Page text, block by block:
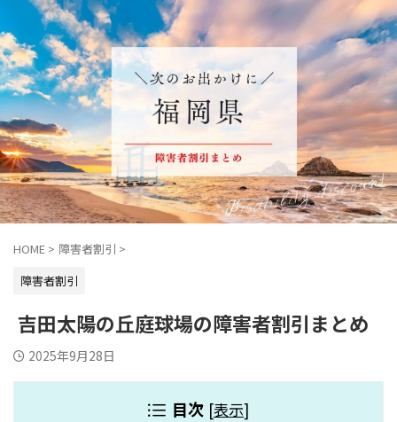
HOME > 障害者割引 >
障害者割引
吉田太陽の丘庭球場の障害者割引まとめ
2025年9月28日
目次 [表示]